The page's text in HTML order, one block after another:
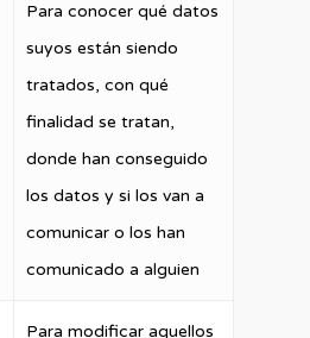
Para conocer qué datos
suyos están siendo
tratados, con qué
finalidad se tratan,
donde han conseguido
los datos y si los van a
comunicar o los han
comunicado a alguien
Para modificar aquellos